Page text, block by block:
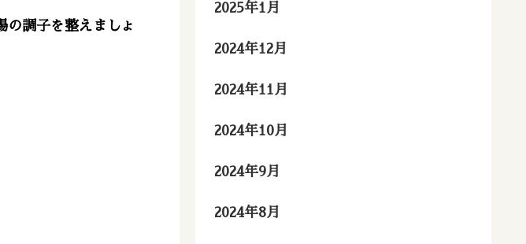
の調子を整えましょ
2025年1月
2024年12月
2024年11月
2024年10月
2024年9月
2024年8月